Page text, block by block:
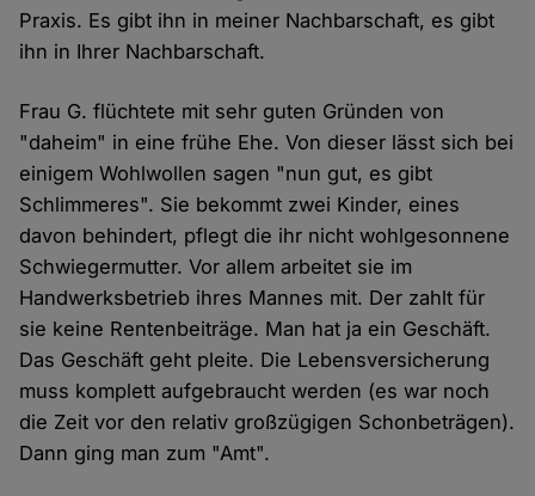
Praxis. Es gibt ihn in meiner Nachbarschaft, es gibt
ihn in Ihrer Nachbarschaft.
Frau G. flüchtete mit sehr guten Gründen von
"daheim" in eine frühe Ehe. Von dieser lässt sich bei
einigem Wohlwollen sagen "nun gut, es gibt
Schlimmeres". Sie bekommt zwei Kinder, eines
davon behindert, pflegt die ihr nicht wohlgesonnene
Schwiegermutter. Vor allem arbeitet sie im
Handwerksbetrieb ihres Mannes mit. Der zahlt für
sie keine Rentenbeiträge. Man hat ja ein Geschäft.
Das Geschäft geht pleite. Die Lebensversicherung
muss komplett aufgebraucht werden (es war noch
die Zeit vor den relativ großzügigen Schonbeträgen).
Dann ging man zum "Amt".